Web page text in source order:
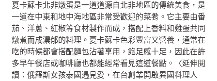
夏卡蘇卡北非燉蛋是一道道源自北非地區的傳統美食，是
一道在中東和地中海地區非常受歡迎的菜肴。它主要由番
茄、洋蔥、紅椒等食材製作而成，搭配上香料和雞蛋共同
燉煮而成濃郁的料理。夏卡蘇卡色彩豐富又營養，通常在
吃的時候都會搭配麵包沾著享用，飽足感十足，因此在許
多早午餐店或咖啡廳也都能經常看見這道餐點。〈延伸閱
讀：俄羅斯女孩泰國遇見愛，在台創業開啟異國料理人